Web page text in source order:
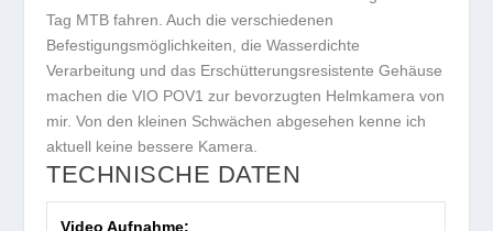
Tag MTB fahren. Auch die verschiedenen
Befestigungsmöglichkeiten, die Wasserdichte
Verarbeitung und das Erschütterungsresistente Gehäuse
machen die VIO POV1 zur bevorzugten Helmkamera von
mir. Von den kleinen Schwächen abgesehen kenne ich
aktuell keine bessere Kamera.
TECHNISCHE DATEN
Video Aufnahme: